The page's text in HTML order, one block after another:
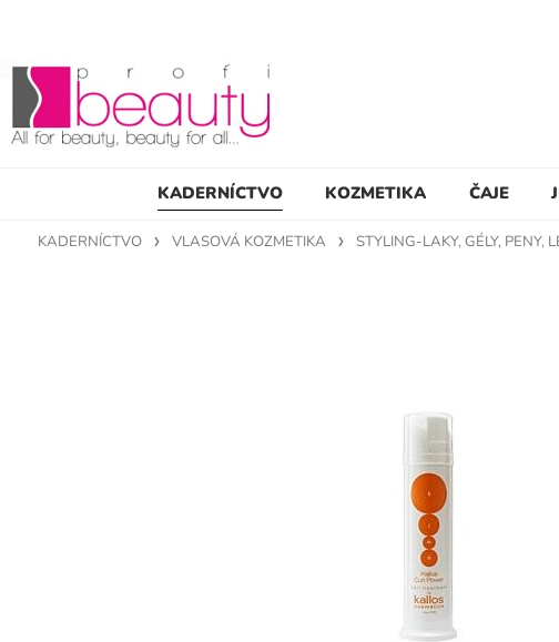
KADERNÍCTVO KOZMETIKA ČAJE
KADERNÍCTVO VLASOVÁ KOZMETIKA STYLING-LAKY, GÉLY, PENY,